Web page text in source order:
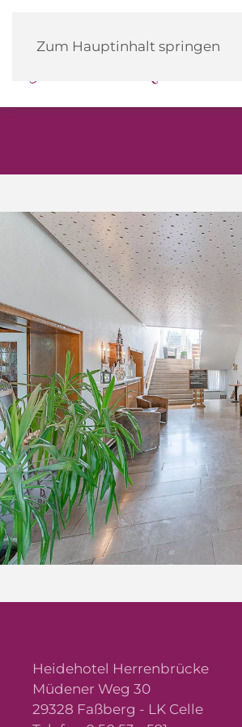
Zum Hauptinhalt springen
Heidehotel
Herrenbrücke
Heidehotel Herrenbrücke
Müdener Weg 30
29328 Faßberg - LK Celle